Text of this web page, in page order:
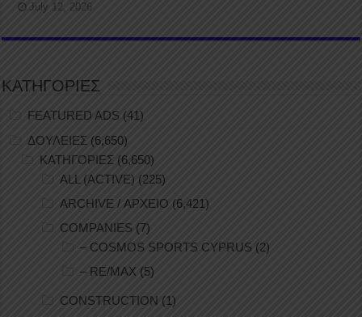
July 12, 2026
ΚΑΤΗΓΟΡΙΕΣ
FEATURED ADS (41)
ΔΟΥΛΕΙΕΣ (6,650)
ΚΑΤΗΓΟΡΙΕΣ (6,650)
ALL (ACTIVE) (225)
ARCHIVE / ΑΡΧΕΙΟ (6,421)
COMPANIES (7)
– COSMOS SPORTS CYPRUS (2)
– RE/MAX (5)
CONSTRUCTION (1)